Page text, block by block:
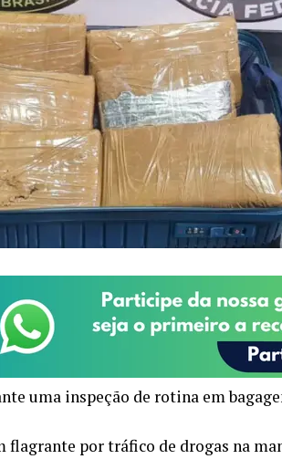
uma inspeção de rotina em
flagrante por tráfico de drogas na